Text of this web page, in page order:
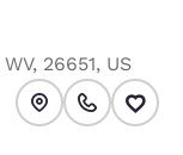
WV, 26651, US